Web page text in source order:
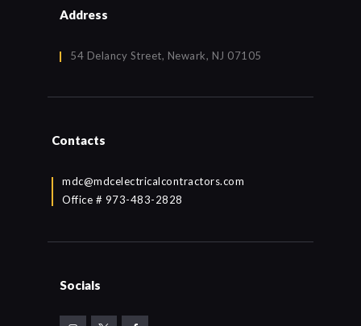
Address
54 Delancy Street, Newark, NJ 07105
Contacts
mdc@mdcelectricalcontractors.com
Office # 973-483-2828
Socials